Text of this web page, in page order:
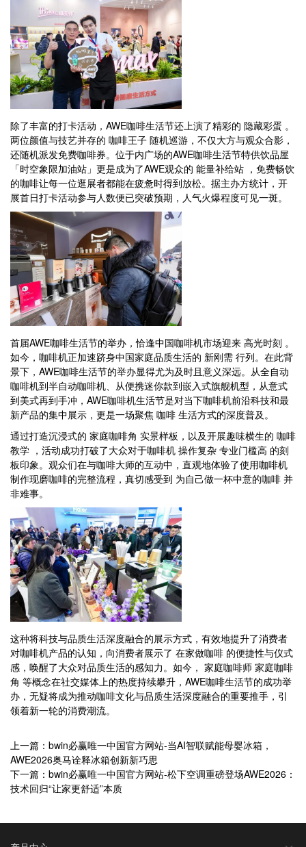
除了丰富的打卡活动，AWE咖啡生活节还上演了精彩的 隐藏彩蛋 。
两位颜值与技艺并存的 咖啡王子 随机巡游，不仅大方与观众合影，
还随机派发免费咖啡券。位于内广场的AWE咖啡生活节特供饮品屋
「时空象限加油站」更是成为了AWE观众的 能量补给站 ，免费畅饮
的咖啡让每一位逛展者都能在疲惫时得到放松。据主办方统计，开
展首日打卡活动参与人数便已突破预期，人气火爆程度可见一斑。
首届AWE咖啡生活节的举办，恰逢中国咖啡机市场迎来 高光时刻 。
如今，咖啡机正加速跻身中国家庭品质生活的 新刚需 行列。在此背
景下，AWE咖啡生活节的举办显得尤为及时且意义深远。从全自动
咖啡机到半自动咖啡机、从便携迷你款到嵌入式旗舰机型，从意式
到美式再到手冲，AWE咖啡机生活节是对当下咖啡机前沿科技和最
新产品的集中展示，更是一场聚焦 咖啡 生活方式的深度普及。
通过打造沉浸式的 家庭咖啡角 实景样板，以及开展趣味横生的 咖啡
教学 ，活动成功打破了大众对于咖啡机 操作复杂 专业门槛高 的刻
板印象。观众们在与咖啡大师的互动中，直观地体验了使用咖啡机
制作现磨咖啡的完整流程，真切感受到 为自己做一杯中意的咖啡 并
非难事。
这种将科技与品质生活深度融合的展示方式，有效地提升了消费者
对咖啡机产品的认知，向消费者展示了 在家做咖啡 的便捷性与仪式
感，唤醒了大众对品质生活的感知力。如今， 家庭咖啡师 家庭咖啡
角 等概念在社交媒体上的热度持续攀升，AWE咖啡生活节的成功举
办，无疑将成为推动咖啡文化与品质生活深度融合的重要推手，引
领着新一轮的消费潮流。
上一篇：bwin必赢唯一中国官方网站-当AI智联赋能母婴冰箱，
AWE2026奥马诠释冰箱创新新巧思
下一篇：bwin必赢唯一中国官方网站-松下空调重磅登场AWE2026：
技术回归“让家更舒适”本质